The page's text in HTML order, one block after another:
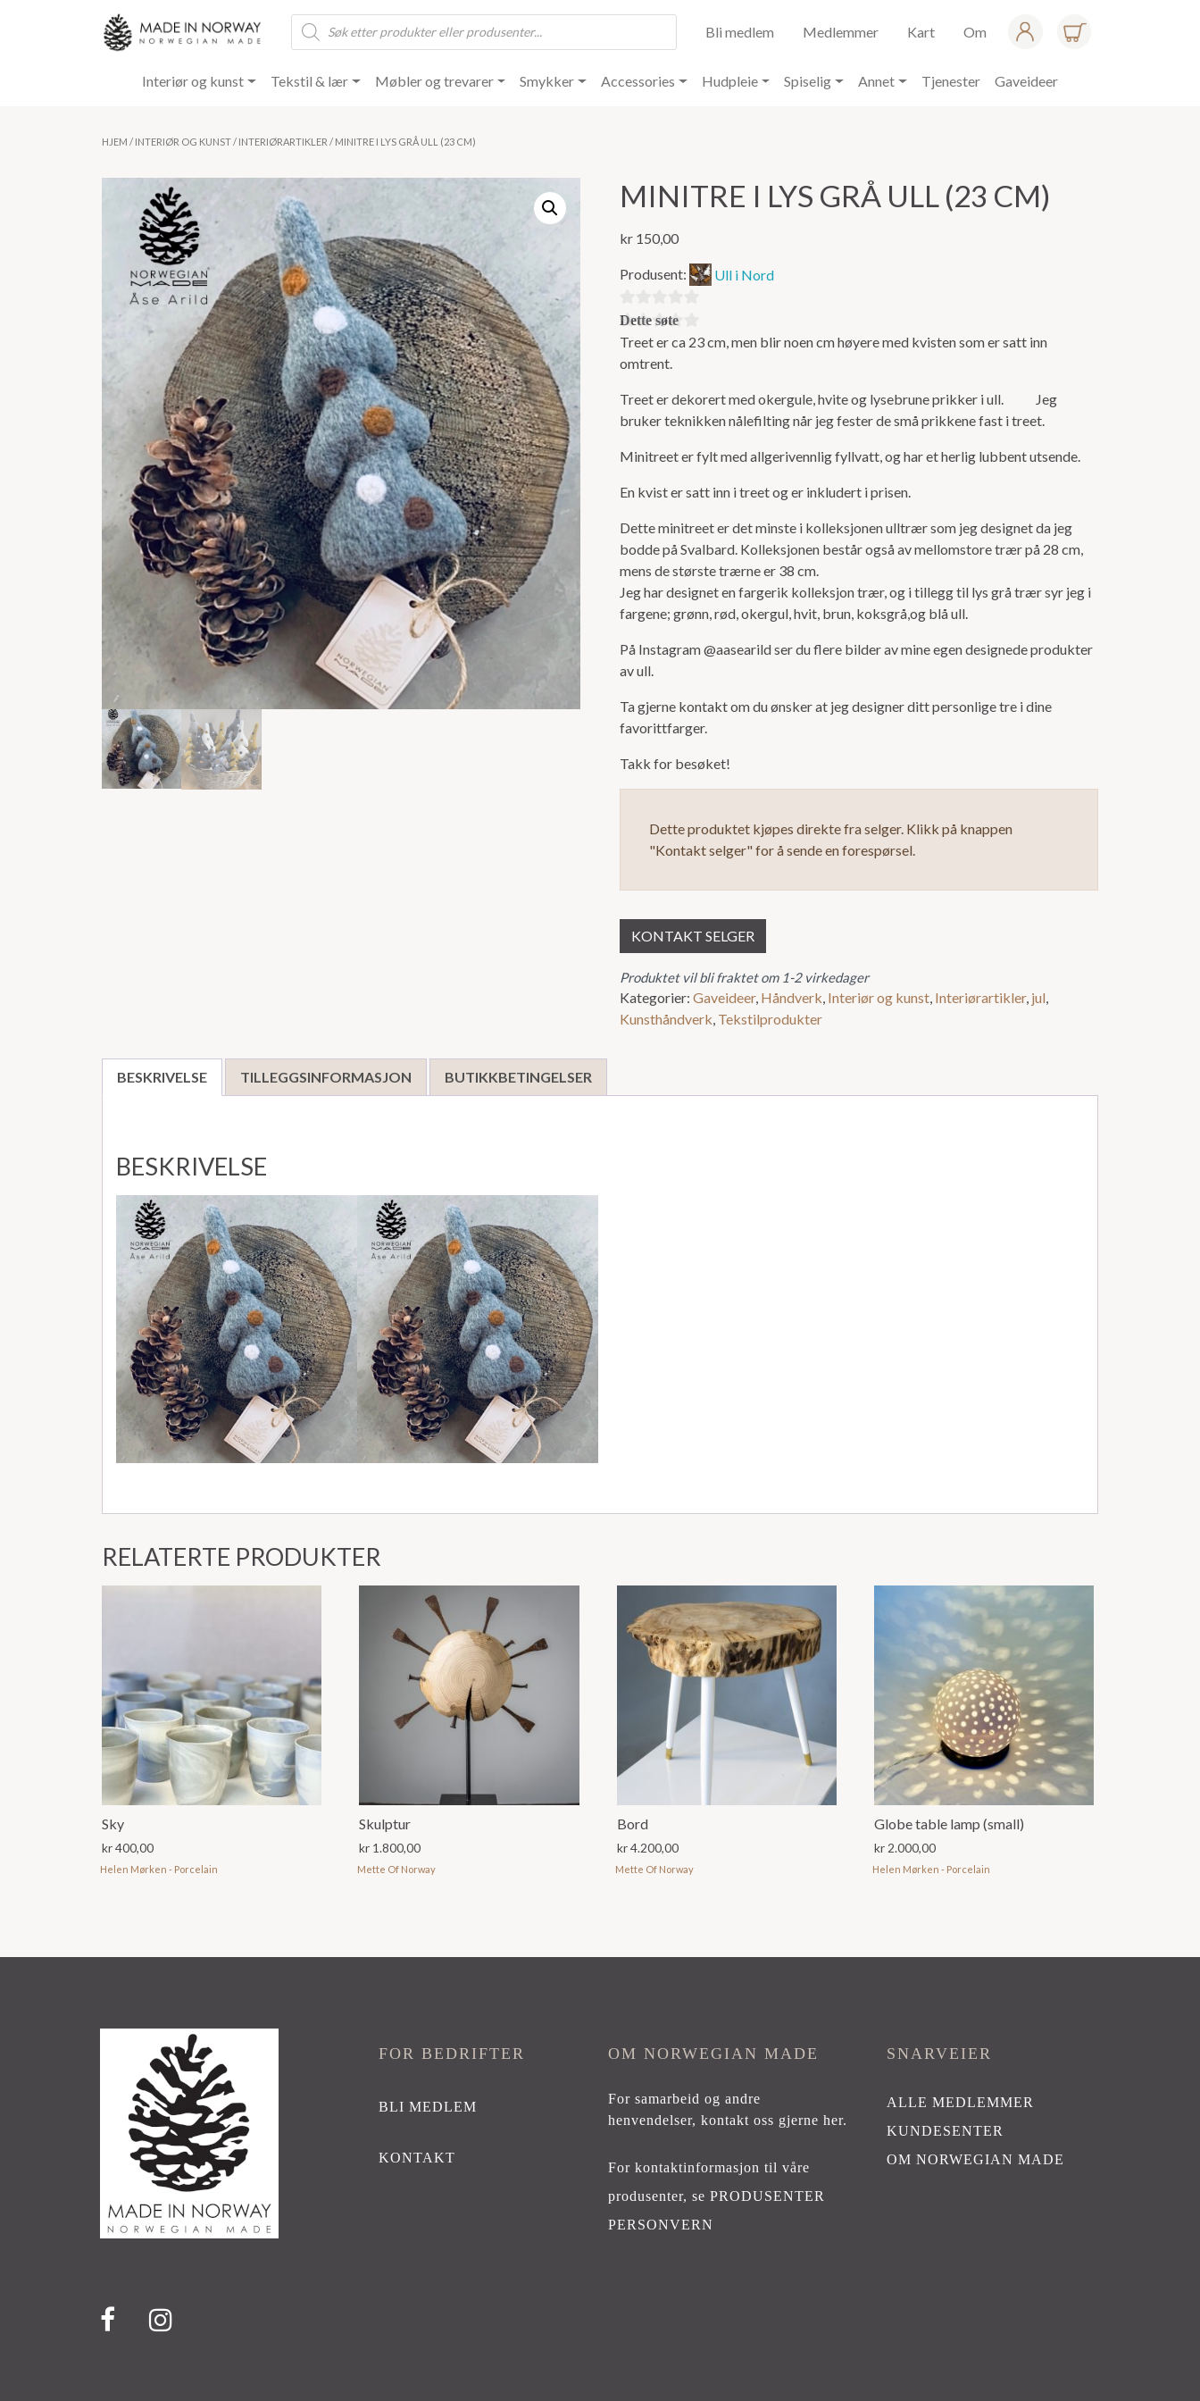
Products
search
Bli medlem Medlemmer Kart Om
Interiør og kunst Tekstil & lær Møbler og trevarer Smykker Accessories Hudpleie Spiselig Annet Tjenester Gaveideer
HJEM / INTERIØR OG KUNST/ INTERIØRARTIKLER / MINITRE I LYS GRÅ ULL (23 CM)
MINITRE I LYS GRÅ ULL (23 CM)
kr 150,00
Produsent: Ull i Nord
0
ut
av
Dette søte
minitreet i
lysgrå ull er
kolleksjonen
trær på kvist.
Treet er ca 23 cm, men blir noen cm høyere med kvisten som er satt inn
omtrent.
Treet er dekorert med okergule, hvite og lysebrune prikker i ull. Jeg
bruker teknikken nålefilting når jeg fester de små prikkene fast i treet.
Minitreet er fylt med allgerivennlig fyllvatt, og har et herlig lubbent utsende.
En kvist er satt inn i treet og er inkludert i prisen.
Dette minitreet er det minste i kolleksjonen ulltrær som jeg designet da jeg
bodde på Svalbard. Kolleksjonen består også av mellomstore trær på 28 cm,
mens de største trærne er 38 cm.
Jeg har designet en fargerik kolleksjon trær, og i tillegg til lys grå trær syr jeg i
fargene; grønn, rød, okergul, hvit, brun, koksgrå,og blå ull.
På Instagram @aasearild ser du flere bilder av mine egen designede produkter
av ull.
Ta gjerne kontakt om du ønsker at jeg designer ditt personlige tre i dine
favorittfarger.
Takk for besøket!
Dette produktet kjøpes direkte fra selger. Klikk på knappen
"Kontakt selger" for å sende en forespørsel.
KONTAKT SELGER
Produktet vil bli fraktet om 1-2 virkedager
Kategorier:Gaveideer, Håndverk, Interiør og kunst, Interiørartikler, jul,
Kunsthåndverk, Tekstilprodukter
BESKRIVELSE TILLEGGSINFORMASJON BUTIKKBETINGELSER
BESKRIVELSE
RELATERTE PRODUKTER
Sky
kr400,00
Helen Mørken - Porcelain
Skulptur
kr 1.800,00
Mette Of Norway
Bord
kr4.200,00
Mette Of Norway
Globe table lamp (small)
kr 2.000,00
Helen Mørken - Porcelain
FOR BEDRIFTER
BLI MEDLEM
KONTAKT
OM NORWEGIAN MADE
For samarbeid og andre
henvendelser,kontakt oss gjerne her.
For kontaktinformasjon til våre
produsenter, sePRODUSENTER
PERSONVERN
SNARVEIER
ALLE MEDLEMMER
KUNDESENTER
OM NORWEGIAN MADE